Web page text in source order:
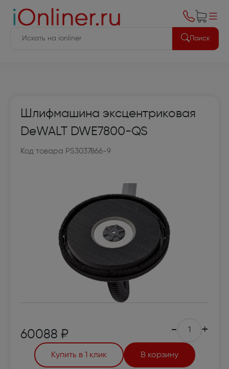
Поиск
Шлифмашина эксцентриковая
DeWALT DWE7800-QS
Код товара PS3037866-9
60088 ₽ - +
Купить в 1 клик В корзину